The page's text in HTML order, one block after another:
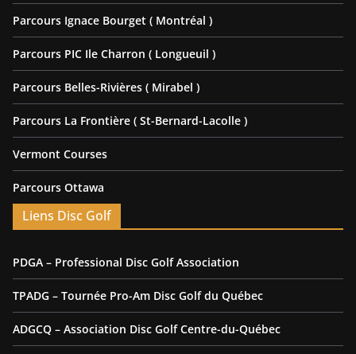
Parcours Ignace Bourget ( Montréal )
Parcours PIC Ile Charron ( Longueuil )
Parcours Belles-Rivières ( Mirabel )
Parcours La Frontière ( St-Bernard-Lacolle )
Vermont Courses
Parcours Ottawa
Liens Disc Golf
PDGA – Professional Disc Golf Association
TPADG – Tournée Pro-Am Disc Golf du Québec
ADGCQ – Association Disc Golf Centre-du-Québec